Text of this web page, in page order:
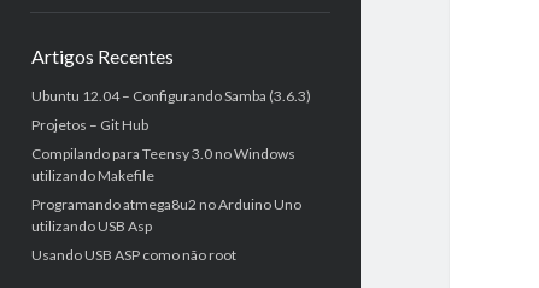
Artigos Recentes
Ubuntu 12.04 – Configurando Samba (3.6.3)
Projetos – Git Hub
Compilando para Teensy 3.0 no Windows
utilizando Makefile
Programando atmega8u2 no Arduino Uno
utilizando USB Asp
Usando USB ASP como não root